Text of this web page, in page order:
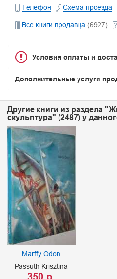
Телефон Схема проезда
Все книги продавца (6927)
Условия оплаты и
Дополнительные услуги
Другие книги из раздела
скульптура" (2487) у
Marffy Odon
Passuth Krisztina
350 р.